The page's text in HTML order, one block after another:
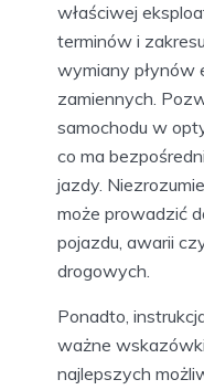
właściwej
terminów i
wymiany płynów
zamiennych.
samochodu w
co ma
jazdy.
może prowadzić
pojazdu, awarii
drogowych.
Ponadto,
ważne
najlepszych